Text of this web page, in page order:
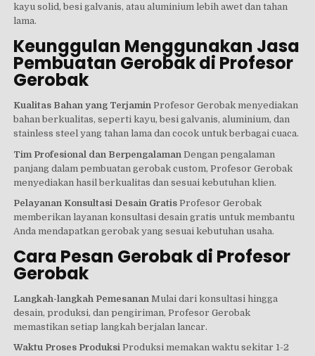
kayu solid, besi galvanis, atau aluminium lebih awet dan tahan
lama.
Keunggulan Menggunakan Jasa
Pembuatan Gerobak di Profesor
Gerobak
Kualitas Bahan yang Terjamin Profesor Gerobak menyediakan
bahan berkualitas, seperti kayu, besi galvanis, aluminium, dan
stainless steel yang tahan lama dan cocok untuk berbagai cuaca.
Tim Profesional dan Berpengalaman Dengan pengalaman
panjang dalam pembuatan gerobak custom, Profesor Gerobak
menyediakan hasil berkualitas dan sesuai kebutuhan klien.
Pelayanan Konsultasi Desain Gratis Profesor Gerobak
memberikan layanan konsultasi desain gratis untuk membantu
Anda mendapatkan gerobak yang sesuai kebutuhan usaha.
Cara Pesan Gerobak di Profesor
Gerobak
Langkah-langkah Pemesanan Mulai dari konsultasi hingga
desain, produksi, dan pengiriman, Profesor Gerobak
memastikan setiap langkah berjalan lancar.
Waktu Proses Produksi Produksi memakan waktu sekitar 1-2